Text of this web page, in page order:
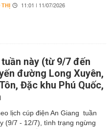
11:01 | 11/07/2026
này (từ 9/7 đến
đường Long Xuyên,
Đặc khu Phú Quốc,
lịch cúp điện An Giang tuần
(9/7 - 12/7), tình trạng ngừng